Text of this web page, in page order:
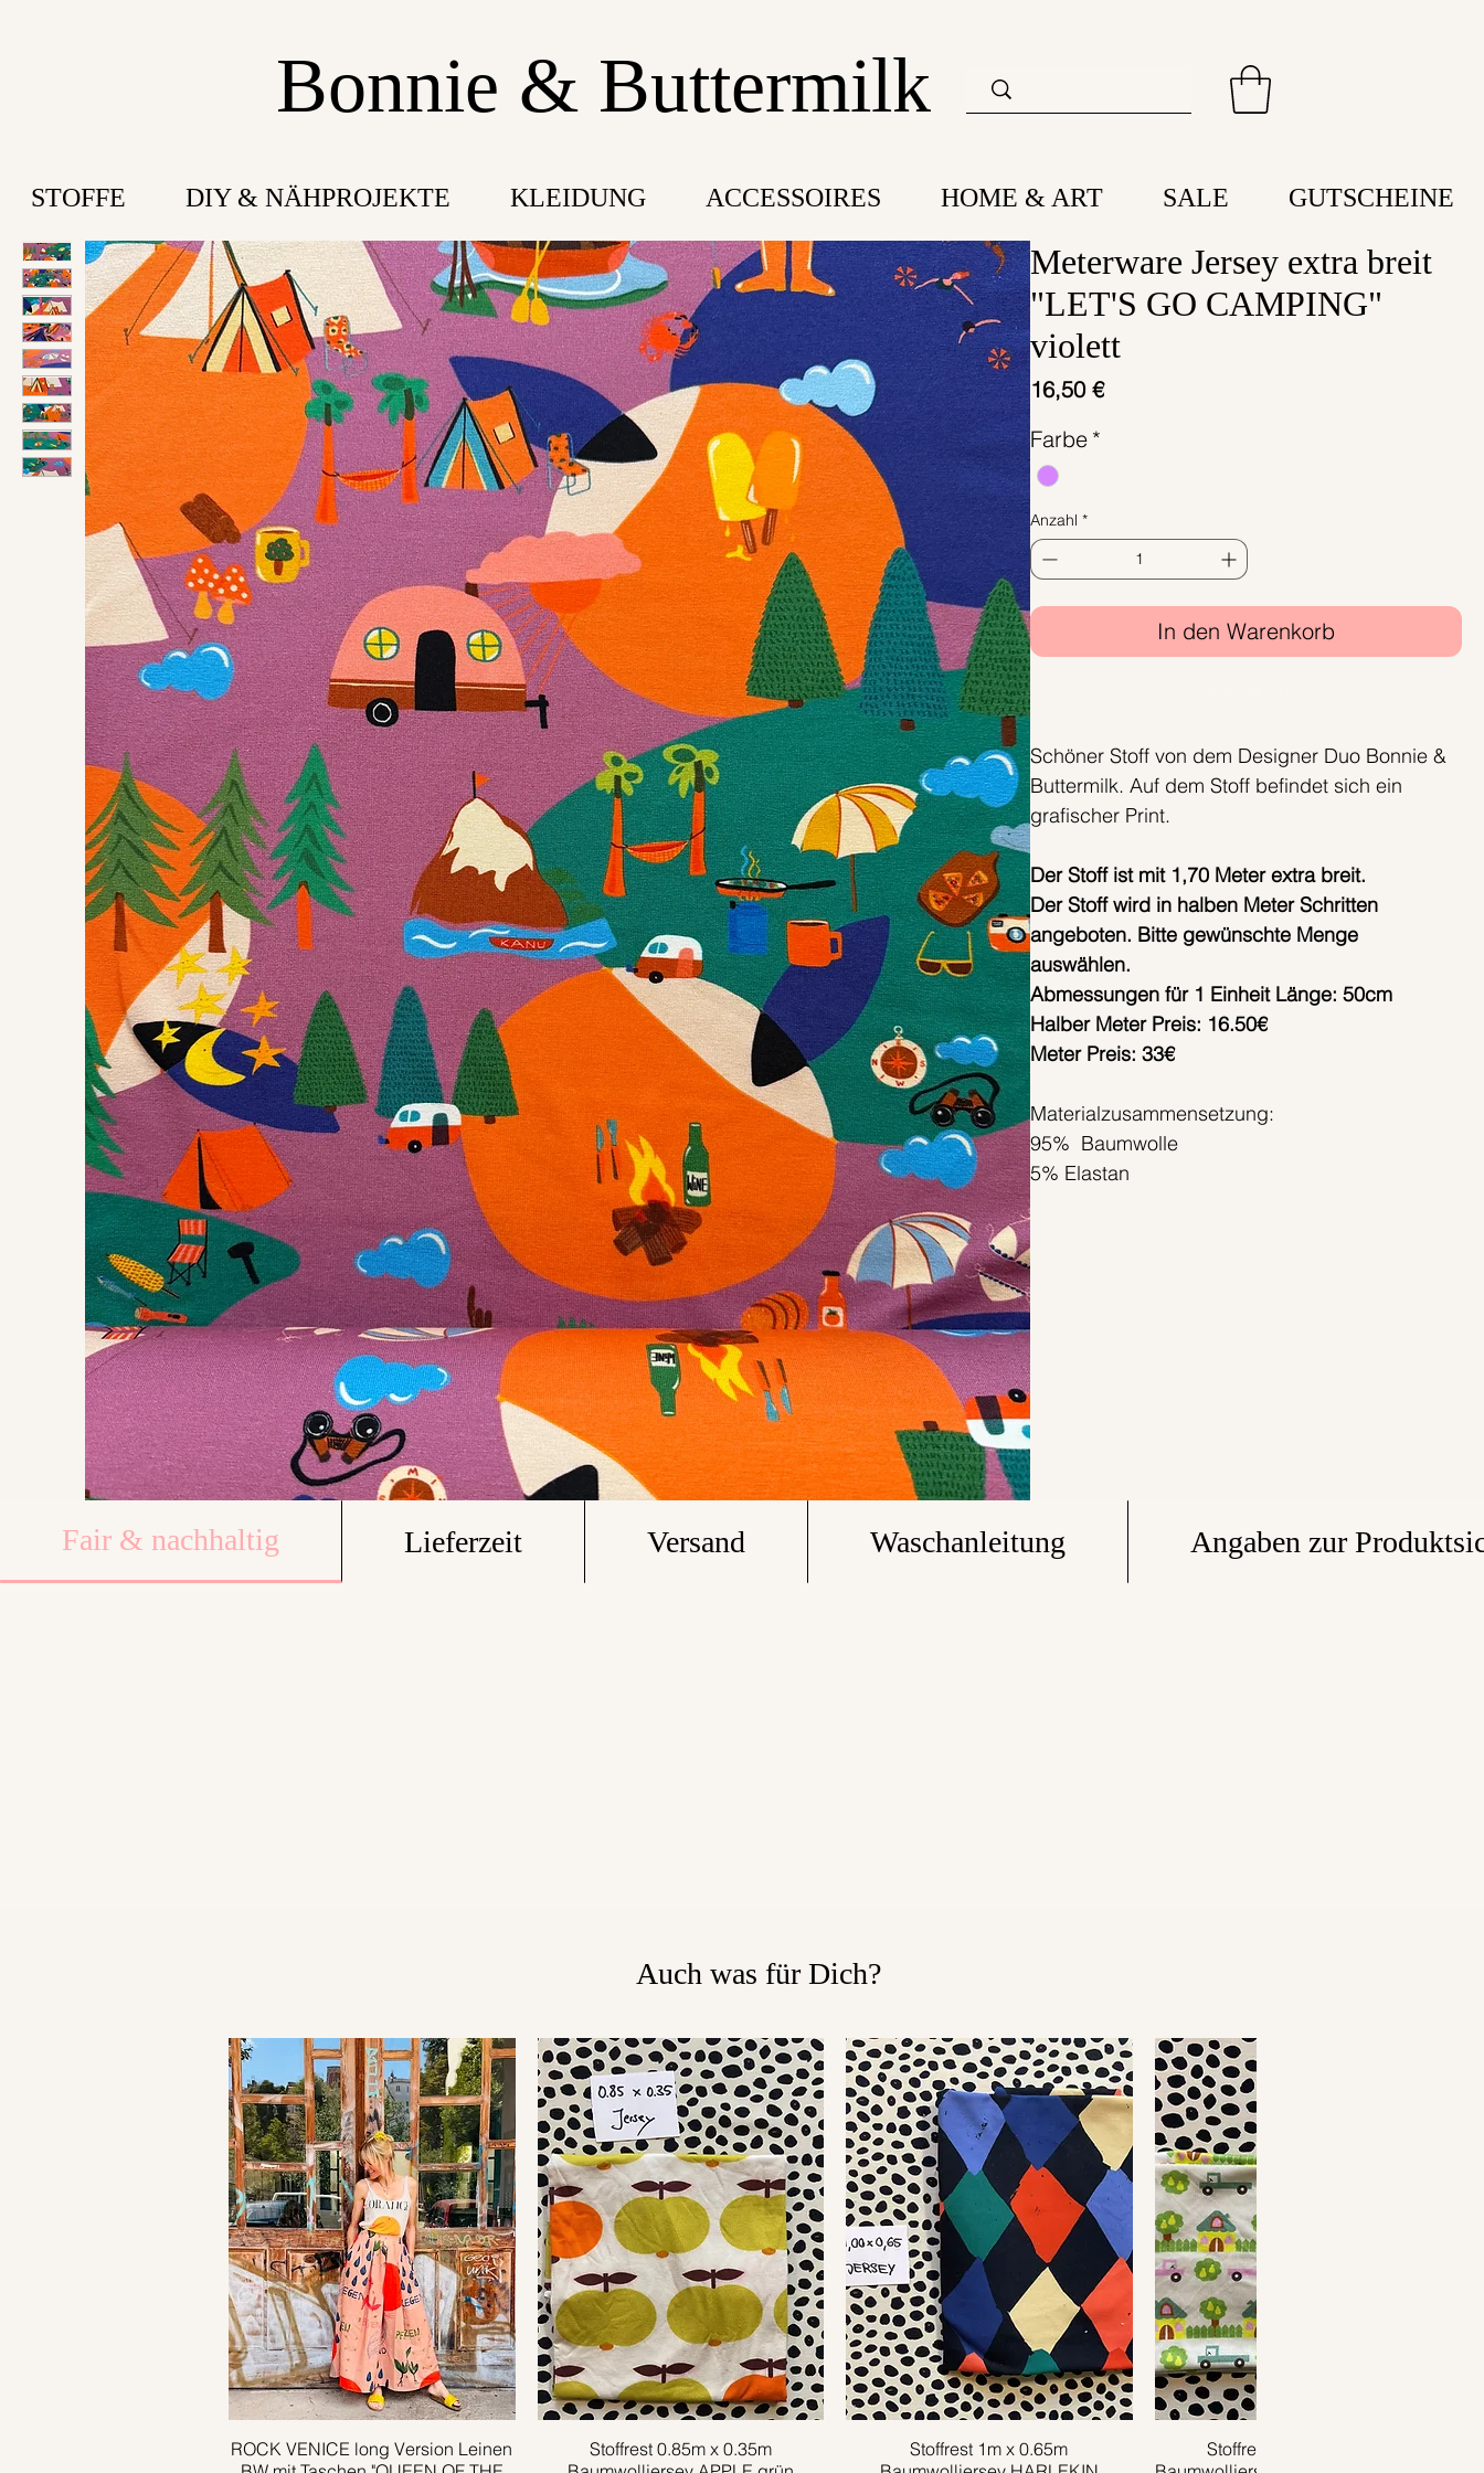
Bonnie & Buttermilk
STOFFE DIY & NÄHPROJEKTE KLEIDUNG ACCESSOIRES HOME & ART SALE GUTSCHEINE
Meterware Jersey extra breit
"LET'S GO CAMPING"
violett
16,50 €Preis
Farbe *
Anzahl *
In den Warenkorb
Schöner Stoff von dem Designer Duo Bonnie &
Buttermilk. Auf dem Stoff befindet sich ein
grafischer Print.
Der Stoff ist mit 1,70 Meter extra breit.
Der Stoff wird in halben Meter Schritten
angeboten. Bitte gewünschte Menge
auswählen.
Abmessungen für 1 Einheit Länge: 50cm
Halber Meter Preis: 16.50€
Meter Preis: 33€
Materialzusammensetzung:
95% Baumwolle
5% Elastan
Fair & nachhaltig Lieferzeit Versand Waschanleitung Angaben zur
Auch was für Dich?
Schnellansicht
ROCK VENICE long Version Leinen
Schnellansicht
Stoffrest 0.85m x 0.35m
Schnellansicht
Stoffrest 1m x 0.65m
Schnellansicht
Stoffrest 0.40m x 0.75m